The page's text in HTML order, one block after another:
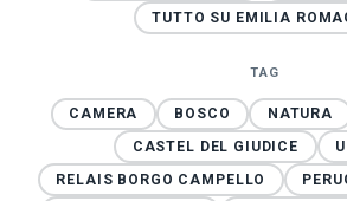
TUTTO SU EMILIA
TAG
CAMERA BOSCO NATURA
CASTEL DEL GIUDICE
RELAIS BORGO CAMPELLO